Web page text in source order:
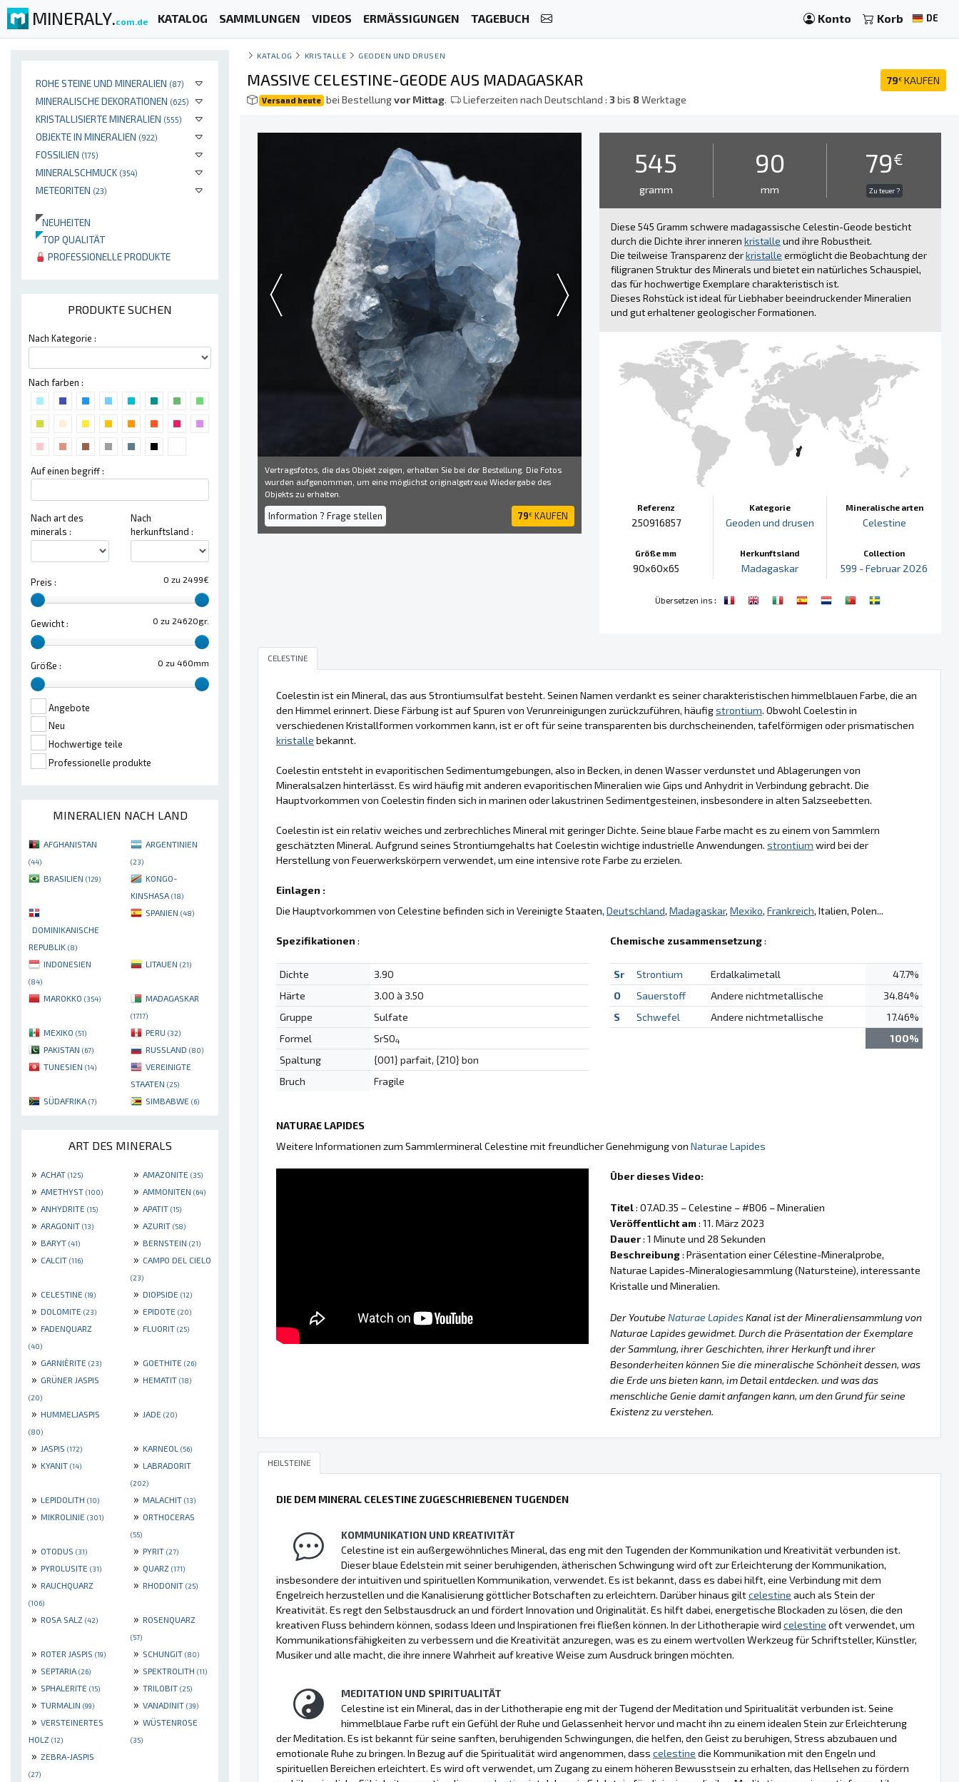
MINERALY.com.de KATALOG SAMMLUNGEN VIDEOS ERMÄSSIGUNGEN TAGEBUCH Konto Korb DE
ROHE STEINE UND MINERALIEN (87)
MINERALISCHE DEKORATIONEN (625)
KRISTALLISIERTE MINERALIEN (555)
OBJEKTE IN MINERALIEN (922)
FOSSILIEN (175)
MINERALSCHMUCK (354)
METEORITEN (23)
NEUHEITEN
TOP QUALITÄT
PROFESSIONELLE PRODUKTE
PRODUKTE SUCHEN
Nach Kategorie :
Nach farben :
Auf einen begriff :
Nach art des
minerals :
Nach
herkunftsland :
0 zu 2499€
Preis :
0 zu 24620gr.
Gewicht :
0 zu 460mm
Größe :
Angebote
Neu
Hochwertige teile
Professionelle produkte
MINERALIEN NACH LAND
AFGHANISTAN
(44)
ARGENTINIEN
(23)
BRASILIEN (129)
KONGO-
KINSHASA (18)
DOMINIKANISCHE
REPUBLIK (8)
SPANIEN (48)
INDONESIEN
(84)
LITAUEN (21)
MAROKKO (354) MADAGASKAR
(1717)
MEXIKO (51) PERU (32)
PAKISTAN (67) RUSSLAND (80)
TUNESIEN (14)
VEREINIGTE
STAATEN (25)
SÜDAFRIKA (7) SIMBABWE (6)
ART DES MINERALS
» ACHAT (125) » AMAZONITE (35)
» AMETHYST (100) » AMMONITEN (64)
» ANHYDRITE (15) » APATIT (15)
» ARAGONIT (13) » AZURIT (58)
» BARYT (41) » BERNSTEIN (21)
» CALCIT (116) » CAMPO DEL CIELO
(23)
» CELESTINE (19) » DIOPSIDE (12)
» DOLOMITE (23) » EPIDOTE (20)
» FADENQUARZ
(40)
» FLUORIT (25)
» GARNIÈRITE (23) » GOETHITE (26)
» GRÜNER JASPIS
(20)
» HEMATIT (18)
» HUMMELJASPIS
(80)
» JADE (20)
» JASPIS (172) » KARNEOL (56)
» KYANIT (14) » LABRADORIT
(202)
» LEPIDOLITH (10) » MALACHIT (13)
» MIKROLINIE (301) » ORTHOCERAS
(55)
» OTODUS (31) » PYRIT (27)
» PYROLUSITE (31) » QUARZ (171)
» RAUCHQUARZ
(106)
» RHODONIT (25)
» ROSA SALZ (42) » ROSENQUARZ
(57)
» ROTER JASPIS (19) » SCHUNGIT (80)
» SEPTARIA (26) » SPEKTROLITH (11)
» SPHALERITE (15) » TRILOBIT (25)
» TURMALIN (99) » VANADINIT (39)
» VERSTEINERTES
HOLZ (12)
» WÜSTENROSE
(35)
» ZEBRA-JASPIS
(27)
KATALOG KRISTALLE GEODEN UND DRUSEN
79€ KAUFEN
MASSIVE CELESTINE-GEODE AUS MADAGASKAR
Versand heute bei Bestellungvor Mittag. Lieferzeiten nach Deutschland :3bis 8Werktage
Vertragsfotos, die das Objekt zeigen, erhalten Sie bei der Bestellung. Die Fotos
wurden aufgenommen, um eine möglichst originalgetreue Wiedergabe des
Objekts zu erhalten.
Information ? Frage stellen 79€ KAUFEN
545
gramm
90
mm
79€
Zu teuer ?
Diese 545 Gramm schwere madagassische Celestin-Geode besticht
durch die Dichte ihrer inneren kristalle und ihre Robustheit.
Die teilweise Transparenz derkristalle ermöglicht die Beobachtung der
filigranen Struktur des Minerals und bietet ein natürliches Schauspiel,
das für hochwertige Exemplare charakteristisch ist.
Dieses Rohstück ist ideal für Liebhaber beeindruckender Mineralien
und gut erhaltener geologischer Formationen.
Referenz
250916857
Größe mm
90x60x65
Kategorie
Geoden und drusen
Herkunftsland
Madagaskar
Mineralische arten
Celestine
Collection
599 - Februar 2026
Übersetzen ins :
CELESTINE
Coelestin ist ein Mineral, das aus Strontiumsulfat besteht. Seinen Namen verdankt es seiner charakteristischen himmelblauen Farbe, die an
den Himmel erinnert. Diese Färbung ist auf Spuren von Verunreinigungen zurückzuführen, häufigstrontium. Obwohl Coelestin in
verschiedenen Kristallformen vorkommen kann, ist er oft für seine transparenten bis durchscheinenden, tafelförmigen oder prismatischen
kristalle bekannt.
Coelestin entsteht in evaporitischen Sedimentumgebungen, also in Becken, in denen Wasser verdunstet und Ablagerungen von
Mineralsalzen hinterlässt. Es wird häufig mit anderen evaporitischen Mineralien wie Gips und Anhydrit in Verbindung gebracht. Die
Hauptvorkommen von Coelestin finden sich in marinen oder lakustrinen Sedimentgesteinen, insbesondere in alten Salzseebetten.
Coelestin ist ein relativ weiches und zerbrechliches Mineral mit geringer Dichte. Seine blaue Farbe macht es zu einem von Sammlern
geschätzten Mineral. Aufgrund seines Strontiumgehalts hat Coelestin wichtige industrielle Anwendungen. strontium wird bei der
Herstellung von Feuerwerkskörpern verwendet, um eine intensive rote Farbe zu erzielen.
Einlagen :
Die Hauptvorkommen von Celestine befinden sich in Vereinigte Staaten, Deutschland, Madagaskar, Mexiko, Frankreich, Italien, Polen...
Spezifikationen :
Dichte
3.90
Härte
3.00 à 3.50
Gruppe
Sulfate
Formel
SrSO4
Spaltung
{001} parfait, {210} bon
Bruch
Fragile
Chemische zusammensetzung:
Sr Strontium Erdalkalimetall
47.7%
O
Sauerstoff Andere nichtmetallische
34.84%
S
Schwefel Andere nichtmetallische
17.46%
100%
NATURAE LAPIDES
Weitere Informationen zum Sammlermineral Celestine mit freundlicher Genehmigung von Naturae Lapides
Über dieses Video:
Titel: 07.AD.35 – Celestine – #B06 – Mineralien
Veröffentlicht am: 11. März 2023
Dauer: 1 Minute und 28 Sekunden
Beschreibung: Präsentation einer Célestine-Mineralprobe,
Naturae Lapides-Mineralogiesammlung (Natursteine), interessante
Kristalle und Mineralien.
Der Youtube Naturae LapidesKanal ist der Mineraliensammlung von
Naturae Lapides gewidmet. Durch die Präsentation der Exemplare
der Sammlung, ihrer Geschichten, ihrer Herkunft und ihrer
Besonderheiten können Sie die mineralische Schönheit dessen, was
die Erde uns bieten kann, im Detail entdecken. und was das
menschliche Genie damit anfangen kann, um den Grund für seine
Existenz zu verstehen.
HEILSTEINE
DIE DEM MINERAL CELESTINE ZUGESCHRIEBENEN TUGENDEN
KOMMUNIKATION UND KREATIVITÄT
Celestine ist ein außergewöhnliches Mineral, das eng mit den Tugenden der Kommunikation und Kreativität verbunden ist.
Dieser blaue Edelstein mit seiner beruhigenden, ätherischen Schwingung wird oft zur Erleichterung der Kommunikation,
insbesondere der intuitiven und spirituellen Kommunikation, verwendet. Es ist bekannt, dass es dabei hilft, eine Verbindung mit dem
Engelreich herzustellen und die Kanalisierung göttlicher Botschaften zu erleichtern. Darüber hinaus giltcelestine auch als Stein der
Kreativität. Es regt den Selbstausdruck an und fördert Innovation und Originalität. Es hilft dabei, energetische Blockaden zu lösen, die den
kreativen Fluss behindern können, sodass Ideen und Inspirationen frei fließen können. In der Lithotherapie wird celestine oft verwendet, um
Kommunikationsfähigkeiten zu verbessern und die Kreativität anzuregen, was es zu einem wertvollen Werkzeug für Schriftsteller, Künstler,
Musiker und alle macht, die ihre innere Wahrheit auf kreative Weise zum Ausdruck bringen möchten.
MEDITATION UND SPIRITUALITÄT
Celestine ist ein Mineral, das in der Lithotherapie eng mit der Tugend der Meditation und Spiritualität verbunden ist. Seine
himmelblaue Farbe ruft ein Gefühl der Ruhe und Gelassenheit hervor und macht ihn zu einem idealen Stein zur Erleichterung
der Meditation. Es ist bekannt für seine sanften, beruhigenden Schwingungen, die helfen, den Geist zu beruhigen, Stress abzubauen und
emotionale Ruhe zu bringen. In Bezug auf die Spiritualität wird angenommen, dass celestine die Kommunikation mit den Engeln und
spirituellen Bereichen erleichtert. Es wird oft verwendet, um Zugang zu einem höheren Bewusstsein zu erhalten, das Hellsehen zu fördern